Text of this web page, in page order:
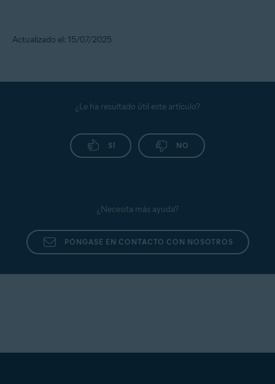
Actualizado el: 15/07/2025
¿Le ha resultado útil este artículo?
SÍ NO
¿Necesita más ayuda?
PÓNGASE EN CONTACTO CON NOSOTROS